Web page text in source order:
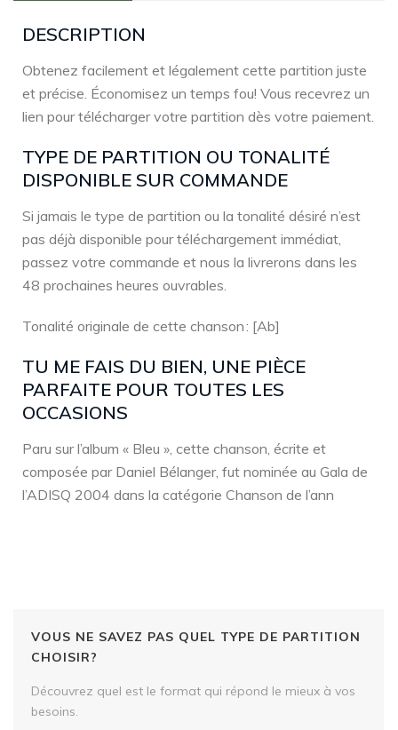
DESCRIPTION
Obtenez facilement et légalement cette partition juste
et précise. Économisez un temps fou! Vous recevrez un
lien pour télécharger votre partition dès votre paiement.
TYPE DE PARTITION OU TONALITÉ
DISPONIBLE SUR COMMANDE
Si jamais le type de partition ou la tonalité désiré n’est
pas déjà disponible pour téléchargement immédiat,
passez votre commande et nous la livrerons dans les
48 prochaines heures ouvrables.
Tonalité originale de cette chanson : [Ab]
TU ME FAIS DU BIEN, UNE PIÈCE
PARFAITE POUR TOUTES LES
OCCASIONS
Paru sur l’album « Bleu », cette chanson, écrite et
composée par Daniel Bélanger, fut nominée au Gala de
l’ADISQ 2004 dans la catégorie Chanson de l’ann
VOUS NE SAVEZ PAS QUEL TYPE DE PARTITION
CHOISIR?
Découvrez quel est le format qui répond le mieux à vos
besoins.